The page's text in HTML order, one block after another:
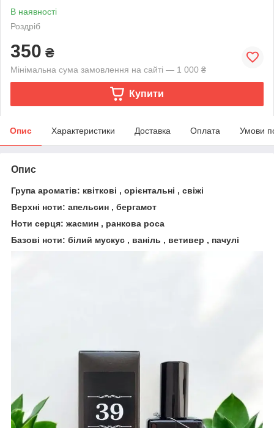
В наявності
Роздріб
350 ₴
Мінімальна сума замовлення на сайті — 1 000 ₴
Купити
Опис Характеристики Доставка Оплата Умови
Опис
Група ароматів: квіткові , орієнтальні , свіжі
Верхні ноти: апельсин , бергамот
Ноти серця: жасмин , ранкова роса
Базові ноти: білий мускус , ваніль , ветивер , пачулі